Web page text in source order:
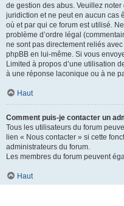
de gestion des abus. Veuillez
juridiction et ne peut en aucun cas
où et par qui ce forum est utilisé.
problème d’ordre légal
ne sont pas directement reliés
phpBB en lui-même. Si vous
Limited à propos d’une utilisation
à une réponse laconique ou à ne
Haut
Comment puis-je contacter un
Tous les utilisateurs du forum
lien « Nous contacter » si cette
administrateurs du forum.
Les membres du forum peuvent
Haut